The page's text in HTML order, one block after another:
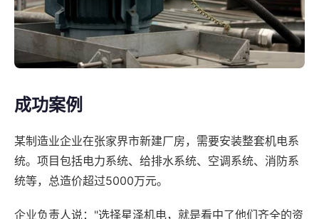
成功案例
某制造业企业在张家界市新建厂房，需要安装整套机电系
统。项目包括电力系统、给排水系统、空调系统、消防系
统等，总造价超过5000万元。
企业负责人说："选择星泽机电，就是看中了他们齐全的资